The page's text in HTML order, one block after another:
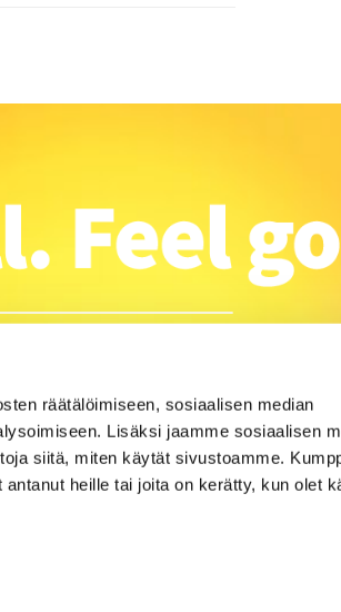
räätälöimiseen, sosiaalisen median
Lisäksi jaamme sosiaalisen
siitä, miten käytät sivustoamme.
heille tai joita on kerätty, kun olet